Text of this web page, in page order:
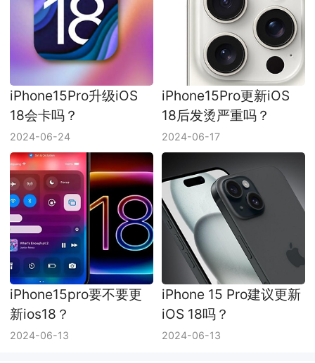
iPhone15Pro升级iOS
18会卡吗？
2024-06-24
iPhone15Pro更新iOS
18后发烫严重吗？
2024-06-17
iPhone15pro要不要更
新ios18？
2024-06-13
iPhone 15 Pro建议更新
iOS 18吗？
2024-06-13